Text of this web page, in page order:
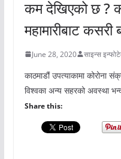
कम देखिएको छ ?
महामारीबाट
June 28, 2020 साइन्स
काठमाडौं उपत्याकामा कोरोना
विश्वका अन्य सहरको अवस्था
Share this: